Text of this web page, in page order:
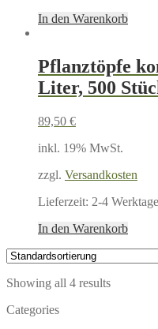
In den Warenkorb
Pflanztöpfe
Liter, 500
89,50 €
inkl. 19% MwSt.
zzgl. Versandkosten
Lieferzeit: 2-4 Werktage
In den Warenkorb
Showing all 4 results
Categories